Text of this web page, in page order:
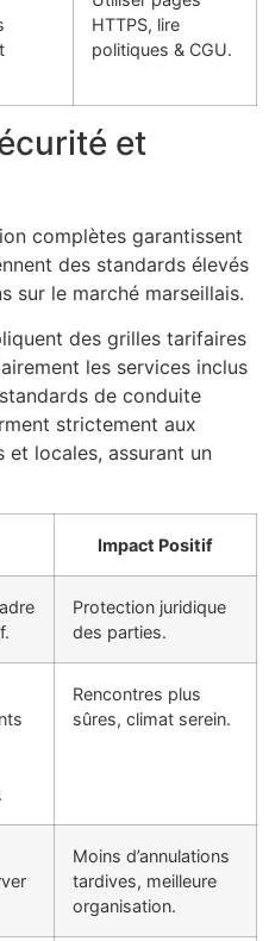
HTTPS, lire
politiques & CGU.
et
complètes garantissent
des standards élevés
sur le marché marseillais.
des grilles tarifaires
les services inclus
de conduite
strictement aux
et locales, assurant un
Impact Positif
Protection juridique
des parties.
Rencontres plus
sûres, climat serein.
Moins d’annulations
tardives, meilleure
organisation.